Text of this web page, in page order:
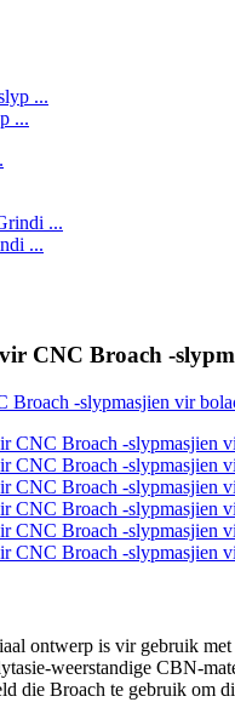
...
...
CNC Broach -
ontwerp is vir gebruik
weerstandige CBN-
die Broach te gebruik om